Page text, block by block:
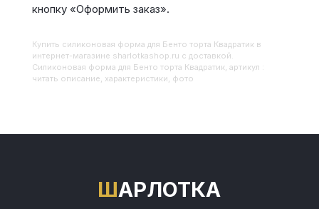
кнопку «Оформить заказ».
Купить Силиконовая форма для Бенто торта Квадратикв
интернет-магазине sharlotkashop.ru с доставкой.
Силиконовая форма для Бенто торта Квадратик, артикул :
читать описание, характеристики, фото
ШАРЛОТКА